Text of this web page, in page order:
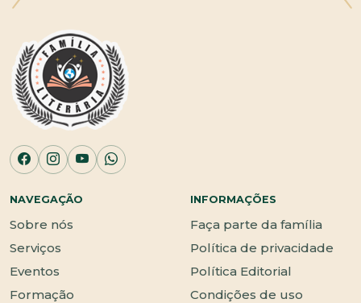
NAVEGAÇÃO
Sobre nós
Serviços
Eventos
Formação
INFORMAÇÕES
Faça parte da família
Política de privacidade
Política Editorial
Condições de uso